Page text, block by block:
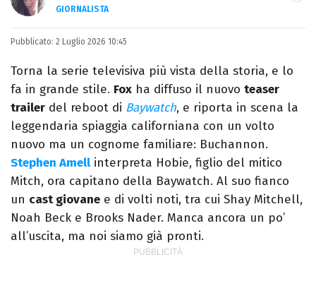
GIORNALISTA
Laureata in Lettere, divoratrice di libri e
serie. Scrivo di spettacoli, film e TV.
Pubblicato: 2 Luglio 2026 10:45
Torna la serie televisiva più vista della storia, e lo
fa in grande stile. Fox ha diffuso il nuovo teaser
trailer del reboot di Baywatch, e riporta in scena la
leggendaria spiaggia californiana con un volto
nuovo ma un cognome familiare: Buchannon.
Stephen Amell interpreta Hobie, figlio del mitico
Mitch, ora capitano della Baywatch. Al suo fianco
un cast giovane e di volti noti, tra cui Shay Mitchell,
Noah Beck e Brooks Nader. Manca ancora un po’
all’uscita, ma noi siamo già pronti.